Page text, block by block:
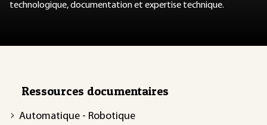
technologique, documentation et expertise technique.
Ressources documentaires
Automatique - Robotique